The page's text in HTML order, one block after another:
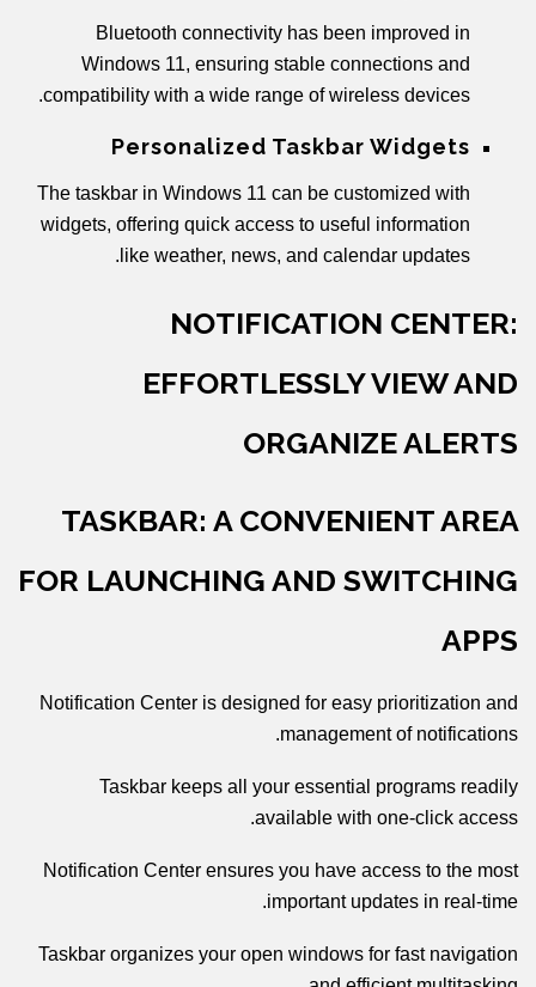
Bluetooth connectivity has been improved in
Windows 11, ensuring stable connections and
compatibility with a wide range of wireless devices.
Personalized Taskbar Widgets
The taskbar in Windows 11 can be customized with
widgets, offering quick access to useful information
like weather, news, and calendar updates.
NOTIFICATION CENTER:
EFFORTLESSLY VIEW AND
ORGANIZE ALERTS
TASKBAR: A CONVENIENT AREA
FOR LAUNCHING AND SWITCHING
APPS
Notification Center is designed for easy prioritization and
management of notifications.
Taskbar keeps all your essential programs readily
available with one-click access.
Notification Center ensures you have access to the most
important updates in real-time.
Taskbar organizes your open windows for fast navigation